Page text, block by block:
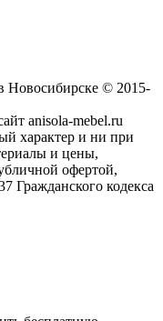
Новосибирске © 2015-
anisola-mebel.ru
характер и ни при
и цены,
офертой,
Гражданского кодекса